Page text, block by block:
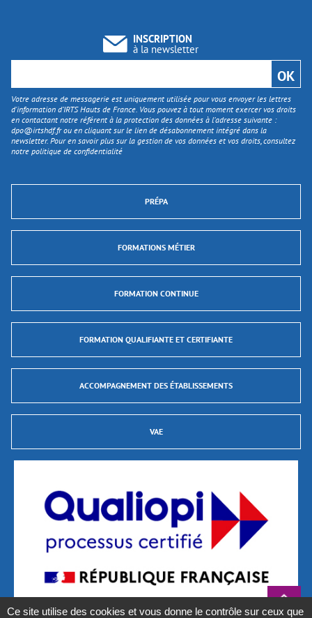
INSCRIPTION
à la newsletter
Votre adresse de messagerie est uniquement utilisée pour vous envoyer les lettres
d'information d’IRTS Hauts de France. Vous pouvez à tout moment exercer vos droits
en contactant notre référent à la protection des données à l’adresse suivante :
dpo@irtshdf.frou en cliquant sur le lien de désabonnement intégré dans la
newsletter. Pour en savoir plus sur la gestion de vos données et vos droits, consultez
notre politique de confidentialité
PRÉPA
FORMATIONS MÉTIER
FORMATION CONTINUE
FORMATION QUALIFIANTE ET CERTIFIANTE
ACCOMPAGNEMENT DES ÉTABLISSEMENTS
VAE
Ce site utilise des cookies et vous donne le contrôle sur ceux que